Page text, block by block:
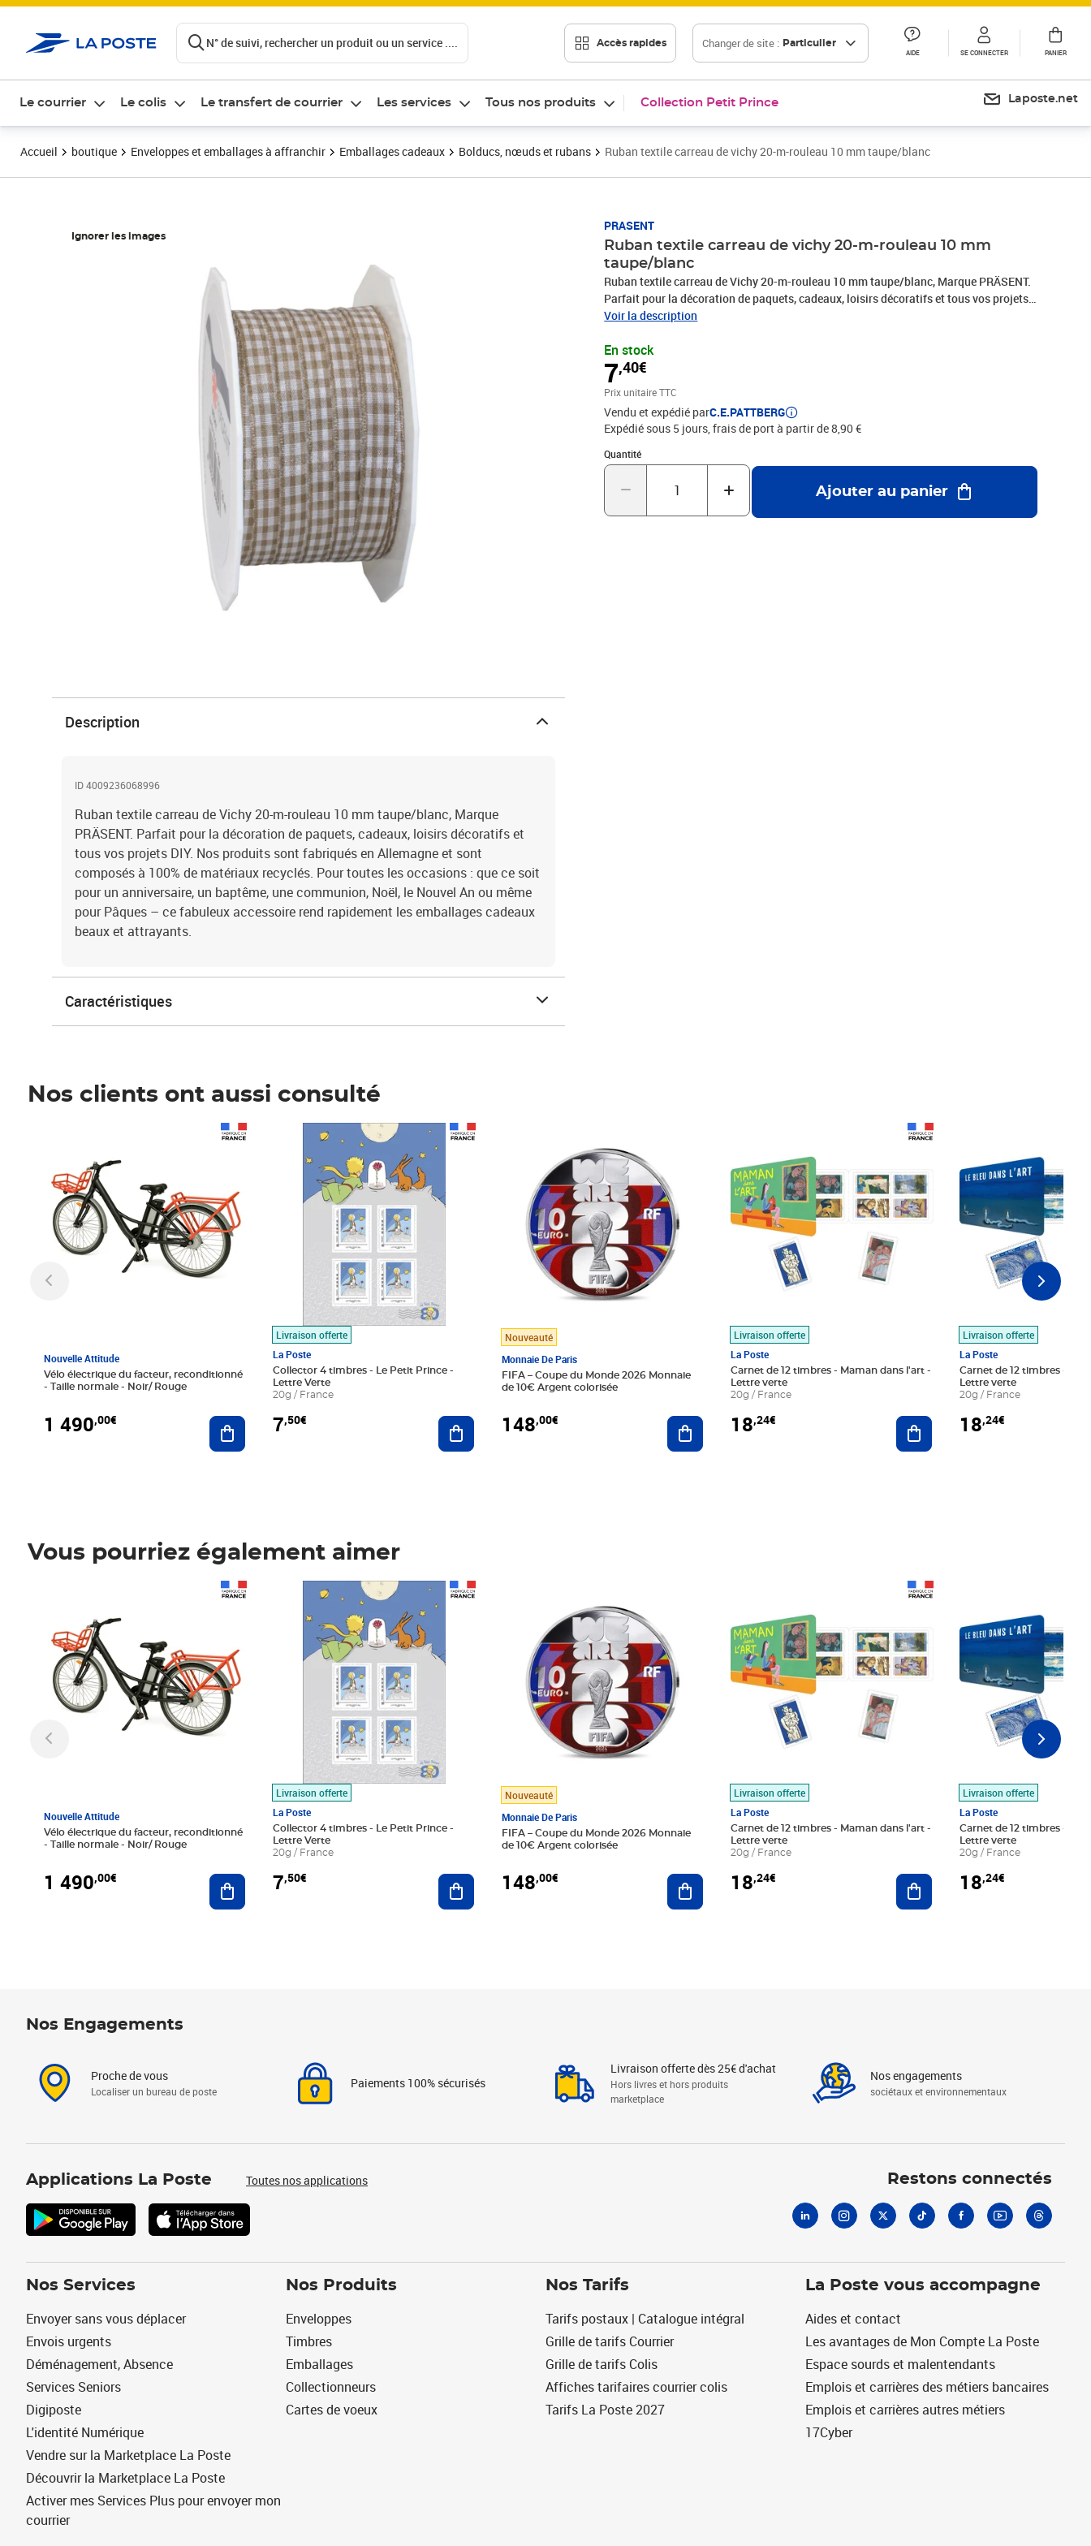
N° de suivi, rechercher un produit ou un service .... Accès rapides Changer de site : Particulier
AIDE SE CONNECTER PANIER
Le courrier Le colis Le transfert de courrier Les services Tous nos produits Collection Petit Prince Laposte.net
Accueil boutique Enveloppes et emballages à affranchir Emballages cadeaux Bolducs, nœuds et rubans Ruban textile carreau de vichy 20-m-rouleau 10 mm taupe/blanc
Ignorer les images
PRASENT
Ruban textile carreau de vichy 20-m-rouleau 10 mm
taupe/blanc
Ruban textile carreau de Vichy 20-m-rouleau 10 mm taupe/blanc, Marque PRÄSENT.
Parfait pour la décoration de paquets, cadeaux, loisirs décoratifs et tous vos projets
DIY. Nos produits sont fabriqués en Allemagne et sont composés à 100% de
baptême, une communion, Noël, le Nouvel An ou même pour Pâques – ce fabuleux
accessoire rend rapidement les emballages cadeaux beaux et attrayants.
Voir la description
En stock
7,40€
Prix 7,40€
Prix unitaire TTC
Vendu et expédié parC.E.PATTBERG
Expédié sous 5 jours, frais de port à partir de 8,90 €
Quantité
Quantité : 1
Ajouter au panier
Description
ID 4009236068996
Ruban textile carreau de Vichy 20-m-rouleau 10 mm taupe/blanc, Marque
PRÄSENT. Parfait pour la décoration de paquets, cadeaux, loisirs décoratifs et
tous vos projets DIY. Nos produits sont fabriqués en Allemagne et sont
composés à 100% de matériaux recyclés. Pour toutes les occasions : que ce soit
pour un anniversaire, un baptême, une communion, Noël, le Nouvel An ou même
pour Pâques – ce fabuleux accessoire rend rapidement les emballages cadeaux
beaux et attrayants.
Caractéristiques
Nos clients ont aussi consulté
Nouvelle Attitude
Vélo électrique du facteur, reconditionné
- Taille normale - Noir/ Rouge
1 490,00€ Ajouter au panier
Livraison offerte
La Poste
Collector 4 timbres - Le Petit Prince -
Lettre Verte
20g / France
7,50€
Prix 7,50€
Ajouter au panier
Nouveauté
Monnaie De Paris
FIFA – Coupe du Monde 2026 Monnaie
de 10€ Argent colorisée
148,00€ Ajouter au panier
Livraison offerte
La Poste
Carnet de 12 timbres - Maman dans l'art -
Lettre verte
20g / France
18,24€ Ajouter au panier
Livraison offerte
La Poste
Carnet de 12 timbres - Le
Lettre verte
20g / France
18,24€
Vous pourriez également aimer
Nouvelle Attitude
Vélo électrique du facteur, reconditionné
- Taille normale - Noir/ Rouge
1 490,00€ Ajouter au panier
Livraison offerte
La Poste
Collector 4 timbres - Le Petit Prince -
Lettre Verte
20g / France
7,50€
Prix 7,50€
Ajouter au panier
Nouveauté
Monnaie De Paris
FIFA – Coupe du Monde 2026 Monnaie
de 10€ Argent colorisée
148,00€ Ajouter au panier
Livraison offerte
La Poste
Carnet de 12 timbres - Maman dans l'art -
Lettre verte
20g / France
18,24€ Ajouter au panier
Livraison offerte
La Poste
Carnet de 12 timbres - Le
Lettre verte
20g / France
18,24€
Nos Engagements
Proche de vous
Localiser un bureau de poste
Paiements 100% sécurisés
Livraison offerte dès 25€ d'achat
Hors livres et hors produits
marketplace
Nos engagements
sociétaux et environnementaux
Applications La Poste Toutes nos applications Restons connectés
Nos Services
Envoyer sans vous déplacer
Envois urgents
Déménagement, Absence
Services Seniors
Digiposte
L'identité Numérique
Vendre sur la Marketplace La Poste
Découvrir la Marketplace La Poste
Activer mes Services Plus pour envoyer mon
courrier
Nos Produits
Enveloppes
Timbres
Emballages
Collectionneurs
Cartes de voeux
Nos Tarifs
Tarifs postaux | Catalogue intégral
Grille de tarifs Courrier
Grille de tarifs Colis
Affiches tarifaires courrier colis
Tarifs La Poste 2027
La Poste vous accompagne
Aides et contact
Les avantages de Mon Compte La Poste
Espace sourds et malentendants
Emplois et carrières des métiers bancaires
Emplois et carrières autres métiers
17Cyber